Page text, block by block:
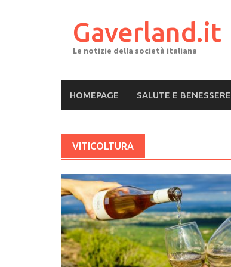
Gaverland.it
Le notizie della società italiana
HOMEPAGE SALUTE E BENESSERE
VITICOLTURA